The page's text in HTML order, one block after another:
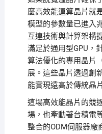
麼高效能運算晶片就
模型的參數量已進入
互連技術與計算架構
滿足於通用型GPU，
算法優化的專用晶片
展。這些晶片透過創
能實現遠高於傳統晶
這場高效能晶片的競
場，也牽動著台積電
整合的ODM伺服器廠